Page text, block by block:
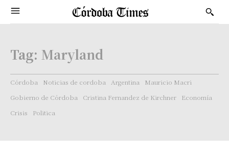
Tag: Maryland
Córdoba Noticias de cordoba Argentina
Mauricio Macri
Gobierno de Córdoba
Cristina Fernandez de Kirchner
Economía
Crisis
Politica